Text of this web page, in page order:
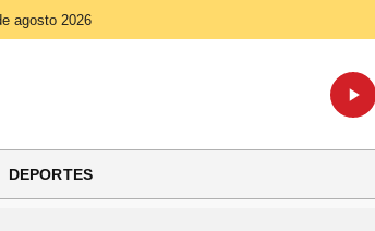
agosto 2026
DEPORTES